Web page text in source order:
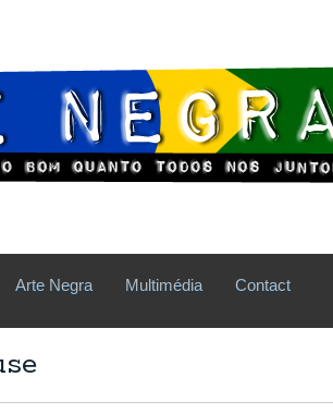
Arte Negra Multimédia Contact